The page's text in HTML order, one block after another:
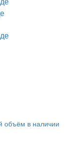
объём в наличии